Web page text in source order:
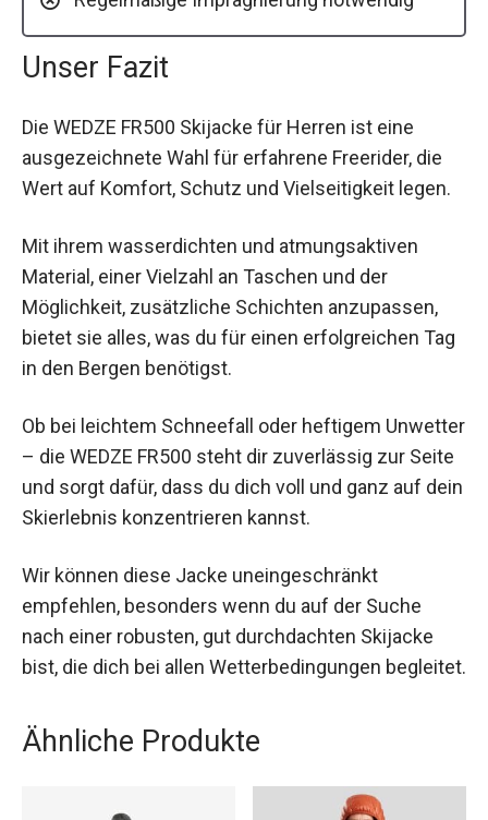
Unser Fazit
Die WEDZE FR500 Skijacke für Herren ist eine
ausgezeichnete Wahl für erfahrene Freerider, die
Wert auf Komfort, Schutz und Vielseitigkeit legen.
Mit ihrem wasserdichten und atmungsaktiven
Material, einer Vielzahl an Taschen und der
Möglichkeit, zusätzliche Schichten anzupassen,
bietet sie alles, was du für einen erfolgreichen Tag
in den Bergen benötigst.
Ob bei leichtem Schneefall oder heftigem Unwetter
– die WEDZE FR500 steht dir zuverlässig zur Seite
und sorgt dafür, dass du dich voll und ganz auf dein
Skierlebnis konzentrieren kannst.
Wir können diese Jacke uneingeschränkt
empfehlen, besonders wenn du auf der Suche
nach einer robusten, gut durchdachten Skijacke
bist, die dich bei allen Wetterbedingungen begleitet.
Ähnliche Produkte